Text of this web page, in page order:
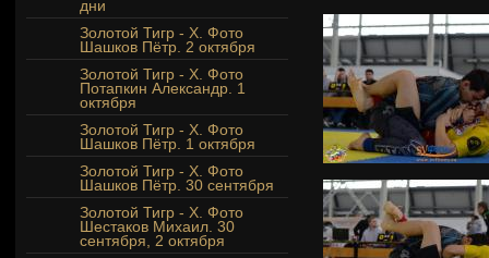
дни
Золотой Тигр - Х. Фото
Шашков Пётр. 2 октября
Золотой Тигр - Х. Фото
Потапкин Александр. 1
октября
Золотой Тигр - Х. Фото
Шашков Пётр. 1 октября
Золотой Тигр - Х. Фото
Шашков Пётр. 30 сентября
Золотой Тигр - Х. Фото
Шестаков Михаил. 30
сентября, 2 октября